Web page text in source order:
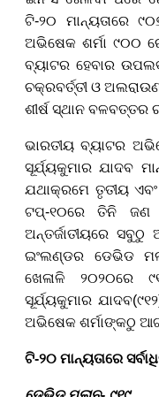
ଟି-୨୦ ମାନ୍ୟତାରେ
ଅଭିଷେକ ଶର୍ମା ୯୦୦
ବ୍ୟାଟର ହେବାର
ଚକ୍ରବର୍ତ୍ତୀ ଓ
ଶୀର୍ଷ ସ୍ଥାନ ବଳବତ୍ତର
ଭାରତୀୟ ବ୍ୟାଟର
ସୂର୍ଯ୍ୟକୁମାର ଯାଦବ
ଯଥାକ୍ରମେ ତୃତୀୟ
ଟପ୍-୧୦ରେ ତିନି ଜଣ
ଅନ୍ତର୍ଜାତୀୟରେ
ଇଂଲଣ୍ଡର ଡେଭିଡ
ଖେଳାଳି ୨୦୨୦ରେ
ସୂର୍ଯ୍ୟକୁମାର
ଅଭିଷେକ ଶର୍ମାଙ୍କଠୁ
ଟି-୨୦ ମାନ୍ୟତାରେ